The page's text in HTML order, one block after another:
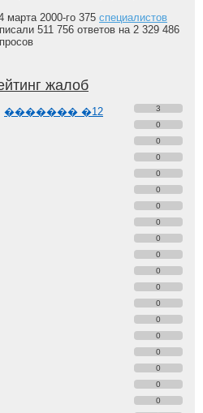
марта 2000-го 375 специалистов
511 756 ответов на 2 329 486
жалоб
������� �12
3
0
0
0
0
0
0
0
0
0
0
0
0
0
0
0
0
0
0